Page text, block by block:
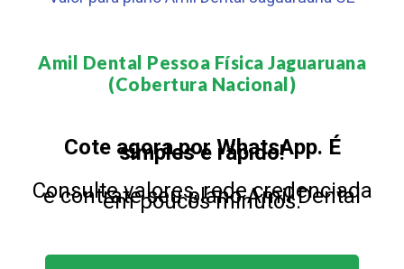
Amil Dental Pessoa Física Jaguaruana
(Cobertura Nacional)​
Cote agora por WhatsApp. É
simples e rápido!
Consulte valores, rede credenciada
e contrate seu plano Amil Dental
em poucos minutos.